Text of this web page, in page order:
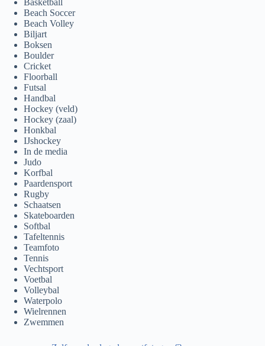
Beach Soccer
Beach Volley
Biljart
Boksen
Boulder
Cricket
Floorball
Futsal
Handbal
Hockey (veld)
Hockey (zaal)
Honkbal
IJshockey
In de media
Judo
Korfbal
Paardensport
Rugby
Schaatsen
Skateboarden
Softbal
Tafeltennis
Teamfoto
Tennis
Vechtsport
Voetbal
Volleybal
Waterpolo
Wielrennen
Zwemmen